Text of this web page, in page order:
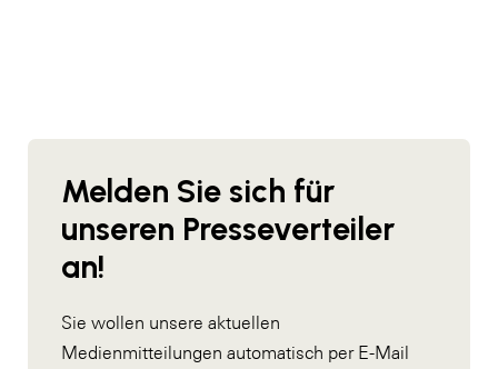
Melden Sie sich für
unseren Presseverteiler
an!
Sie wollen unsere aktuellen
Medienmitteilungen automatisch per E-Mail